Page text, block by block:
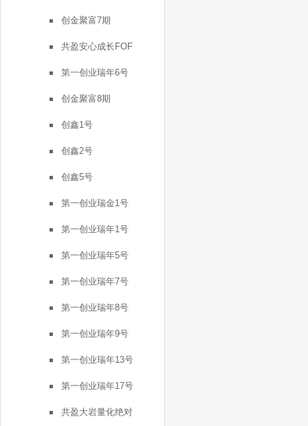
创金聚富7期
共盈安心成长FOF
第一创业瑞年6号
创金聚富8期
创鑫1号
创鑫2号
创鑫5号
第一创业瑞金1号
第一创业瑞年1号
第一创业瑞年5号
第一创业瑞年7号
第一创业瑞年8号
第一创业瑞年9号
第一创业瑞年13号
第一创业瑞年17号
共盈大岩量化绝对